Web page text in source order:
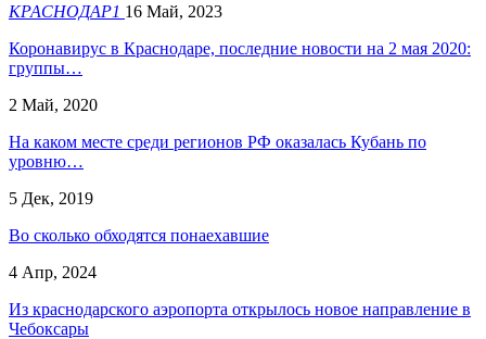
КРАСНОДАР1 16 Май, 2023
Коронавирус в Краснодаре, последние новости на 2 мая 2020:
группы…
2 Май, 2020
На каком месте среди регионов РФ оказалась Кубань по
уровню…
5 Дек, 2019
Во сколько обходятся понаехавшие
4 Апр, 2024
Из краснодарского аэропорта открылось новое направление в
Чебоксары